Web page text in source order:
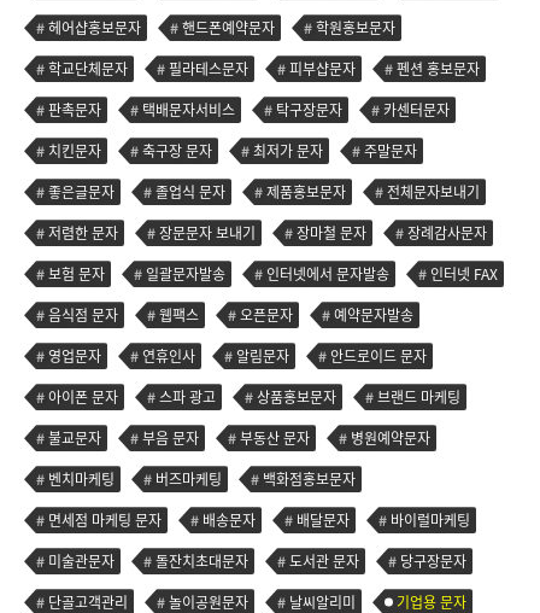
헤어샵홍보문자
핸드폰예약문자
학원홍보문자
학교단체문자
필라테스문자 피부샵문자
펜션 홍보문자
판촉문자
택배문자서비스 탁구장문자
카센터문자
치킨문자
축구장 문자 최저가 문자
주말문자
좋은글문자
졸업식 문자 제품홍보문자
전체문자보내기
저렴한 문자
장문문자 보내기 장마철 문자
장례감사문자
보험 문자
일괄문자발송 인터넷에서 문자발송
인터넷 FAX
음식점 문자
웹팩스 오픈문자
예약문자발송
영업문자
연휴인사 알림문자
안드로이드 문자
아이폰 문자
스파 광고 상품홍보문자
브랜드 마케팅
불교문자
부음 문자 부동산 문자
병원예약문자
벤치마케팅
버즈마케팅
백화점홍보문자
면세점 마케팅 문자
배송문자 배달문자
바이럴마케팅
미술관문자
돌잔치초대문자 도서관 문자
당구장문자
단골고객관리
놀이공원문자 날씨알리미 기업용 문자